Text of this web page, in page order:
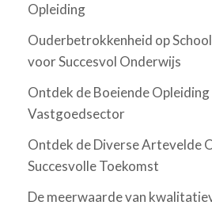
Opleiding
Ouderbetrokkenheid op
voor Succesvol Onderwijs
Ontdek de Boeiende
Vastgoedsector
Ontdek de Diverse Artevelde
Succesvolle Toekomst
De meerwaarde van